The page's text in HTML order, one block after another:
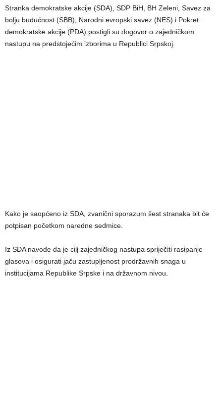
Stranka demokratske akcije (SDA), SDP BiH, BH Zeleni, Savez za
bolju budućnost (SBB), Narodni evropski savez (NES) i Pokret
demokratske akcije (PDA) postigli su dogovor o zajedničkom
nastupu na predstojećim izborima u Republici Srpskoj.
Kako je saopćeno iz SDA, zvanični sporazum šest stranaka bit će
potpisan početkom naredne sedmice.
Iz SDA navode da je cilj zajedničkog nastupa spriječiti rasipanje
glasova i osigurati jaču zastupljenost prodržavnih snaga u
institucijama Republike Srpske i na državnom nivou.